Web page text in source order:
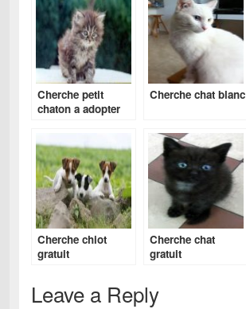
Cherche petit
chaton a adopter
Cherche chat blanc
Cherche chiot
gratuit
Cherche chat
gratuit
Leave a Reply